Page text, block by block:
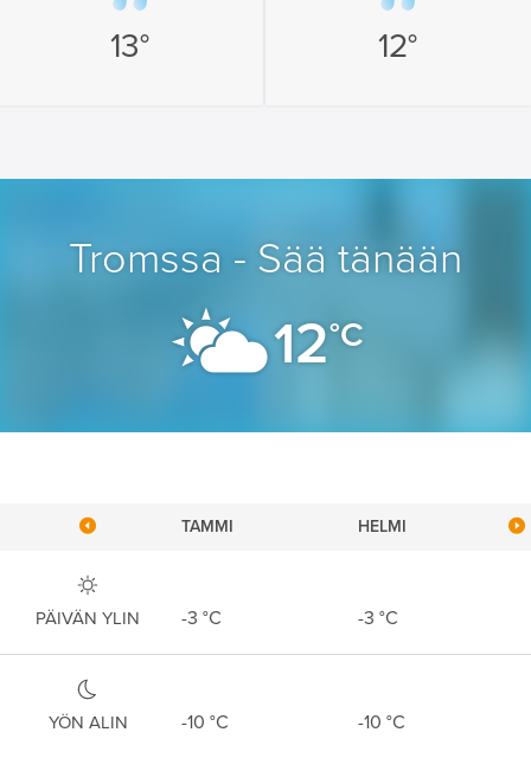
13° 12°
Tromssa - Sää tänään
12°C
TAMMI HELMI
PÄIVÄN YLIN -3 °C -3 °C
YÖN ALIN -10 °C -10 °C